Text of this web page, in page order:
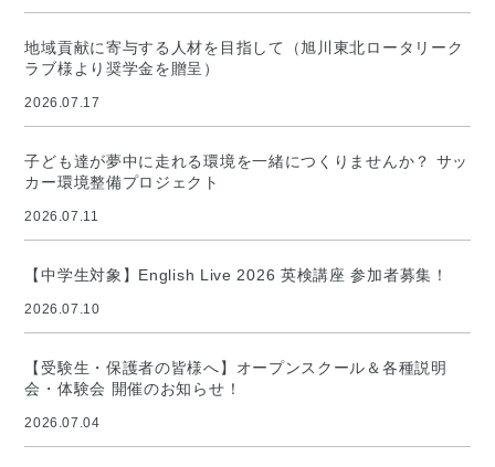
地域貢献に寄与する人材を目指して（旭川東北ロータリーク
ラブ様より奨学金を贈呈）
2026.07.17
子ども達が夢中に走れる環境を一緒につくりませんか？ サッ
カー環境整備プロジェクト
2026.07.11
【中学生対象】English Live 2026 英検講座 参加者募集！
2026.07.10
【受験生・保護者の皆様へ】オープンスクール＆各種説明
会・体験会 開催のお知らせ！
2026.07.04